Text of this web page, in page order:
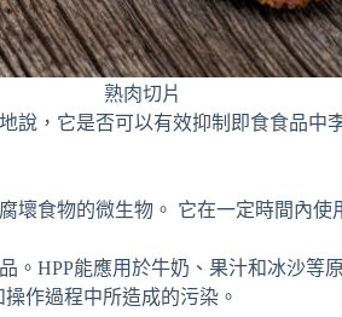
熟肉切片
說，它是否可以有效抑制即食食品
壞食物的微生物。 它在一定時間內
。HPP能應用於牛奶、果汁和冰沙
作過程中所造成的污染。